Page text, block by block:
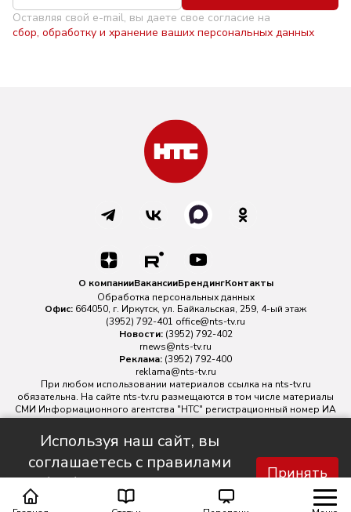
Оставляя свой e-mail, вы даете свое согласие на
сбор, обработку и хранение ваших персональных данных
Используя наш сайт, вы
соглашаетесь с правилами
обработки персональных
данных.
Принять
О компанииВакансииБрендингКонтакты
Обработка персональных данных
Офис: 664050, г. Иркутск, ул. Байкальская, 259, 4-ый этаж
(3952) 792-401 office@nts-tv.ru
Новости: (3952) 792-402
rnews@nts-tv.ru
Реклама: (3952) 792-400
reklama@nts-tv.ru
При любом использовании материалов ссылка на nts-tv.ru
обязательна. На сайте nts-tv.ru размещаются в том числе материалы
СМИ Информационного агентства "НТС" регистрационный номер ИА
№ ФС 77 - 88763 зарегистрировано Федеральной службой по
надзору в сфере связи, информационных технологий и массовых
коммуникаций.
Главный редактор ИА "НТС" Иштулкин Евгений Александрович16+